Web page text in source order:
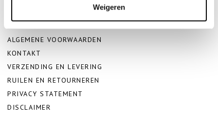
Weigeren
KLANTENSERVICE
ALGEMENE VOORWAARDEN
KONTAKT
VERZENDING EN LEVERING
RUILEN EN RETOURNEREN
PRIVACY STATEMENT
DISCLAIMER